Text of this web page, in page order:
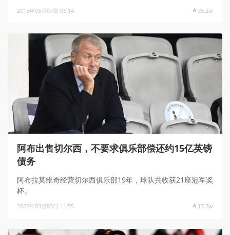
2015年05月07日 08:14 35.2w
阿布出售切尔西，不要求俱乐部偿还约15亿英镑
债务
阿布拉莫维奇经营切尔西俱乐部19年，球队共收获21座冠军奖
杯。
2022年03月03日 11:55 17.5w